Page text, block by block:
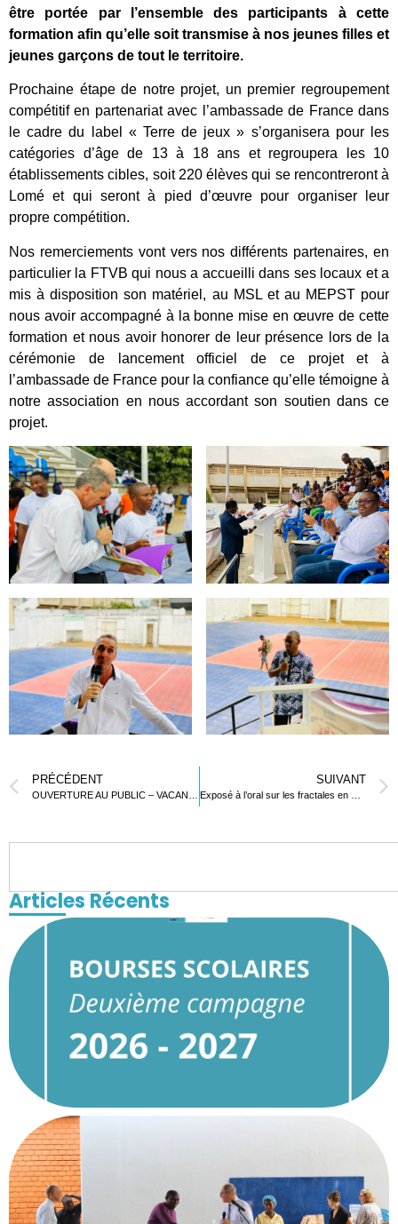
être portée par l’ensemble des participants à cette
formation afin qu’elle soit transmise à nos jeunes filles et
jeunes garçons de tout le territoire.
Prochaine étape de notre projet, un premier regroupement
compétitif en partenariat avec l’ambassade de France dans
le cadre du label « Terre de jeux » s’organisera pour les
catégories d’âge de 13 à 18 ans et regroupera les 10
établissements cibles, soit 220 élèves qui se rencontreront à
Lomé et qui seront à pied d’œuvre pour organiser leur
propre compétition.
Nos remerciements vont vers nos différents partenaires, en
particulier la FTVB qui nous a accueilli dans ses locaux et a
mis à disposition son matériel, au MSL et au MEPST pour
nous avoir accompagné à la bonne mise en œuvre de cette
formation et nous avoir honorer de leur présence lors de la
cérémonie de lancement officiel de ce projet et à
l’ambassade de France pour la confiance qu’elle témoigne à
notre association en nous accordant son soutien dans ce
projet.
PRÉCÉDENT SUIVANT
Articles Récents